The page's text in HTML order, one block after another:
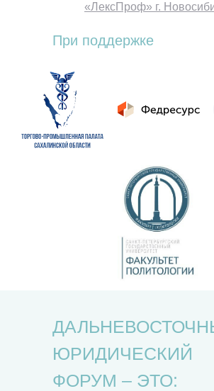
«ЛексПроф» г.
При поддержке
ЮРИДИЧЕСКИЙ
ФОРУМ – ЭТО: